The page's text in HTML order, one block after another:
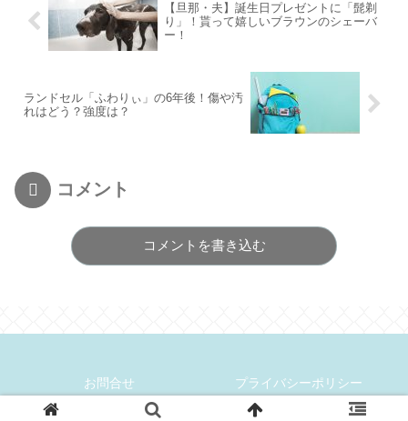
【旦那・夫】誕生日プレゼントに「髭剃
り」！貰って嬉しいブラウンのシェーバ
ー！
ランドセル「ふわりぃ」の6年後！傷や汚
れはどう？強度は？
コメント
コメントを書き込む
お問合せ プライバシーポリシー
Copyright © -2026 にこにこ子育てライフ All Rights Reserved.